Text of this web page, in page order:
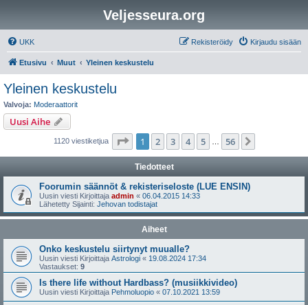
Veljesseura.org
UKK Kirjaudu sisään
Rekisteröidy
Etusivu Muut Yleinen keskustelu
Yleinen keskustelu
Valvoja: Moderaattorit
Uusi Aihe
1120 viestiketjua Sivu /56
1 2 3 4 5 56
Tiedotteet
Foorumin säännöt & rekisteriseloste (LUE ENSIN)
Uusin viesti Kirjoittaja admin « 06.04.2015 14:33
Lähetetty Sijainti: Jehovan todistajat
Aiheet
Onko keskustelu siirtynyt muualle?
Uusin viesti Kirjoittaja Astrologi « 19.08.2024 17:34
Vastaukset: 9
Is there life without Hardbass? (musiikkivideo)
Uusin viesti Kirjoittaja Pehmoluopio « 07.10.2021 13:59